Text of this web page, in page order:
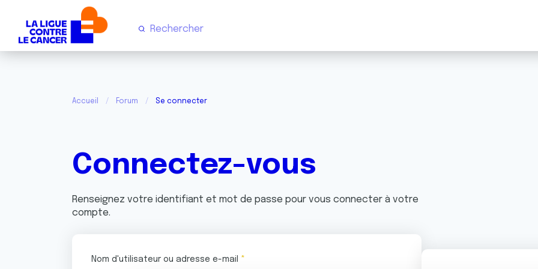
Accueil Forum Se connecter
Connectez-vous
Renseignez votre identifiant et mot de passe pour vous connecter à votre
compte.
Nom d'utilisateur ou adresse e-mail